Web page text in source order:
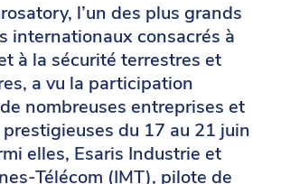
l’un des plus grands
internationaux consacrés à
à la sécurité terrestres et
a vu la participation
nombreuses entreprises et
du 17 au 21 juin
elles, Esaris Industrie et
Télécom (IMT), pilote de